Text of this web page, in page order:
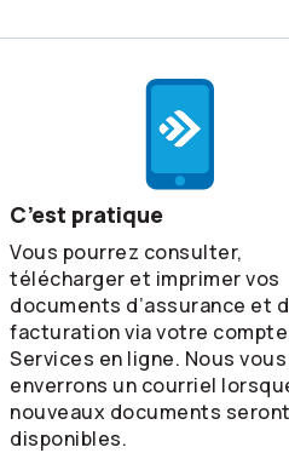
C’est pratique
Vous pourrez consulter,
télécharger et imprimer vos
documents d’assurance et
facturation via votre
Services en ligne. Nous vous
enverrons un courriel
nouveaux documents seront
disponibles.